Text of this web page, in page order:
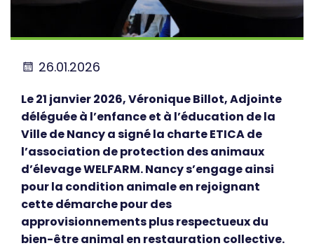
26.01.2026
Le 21 janvier 2026, Véronique Billot, Adjointe
déléguée à l’enfance et à l’éducation de la
Ville de Nancy a signé la charte ETICA de
l’association de protection des animaux
d’élevage WELFARM. Nancy s’engage ainsi
pour la condition animale en rejoignant
cette démarche pour des
approvisionnements plus respectueux du
bien-être animal en restauration collective.